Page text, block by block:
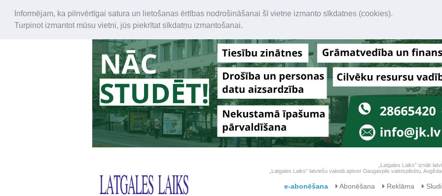
Informējam, ka pilnvērtīgai satura un lietošanas ērtības nodrošināšanai šī vietne izmanto sīkdatnes (cookies).
Turpinot izmantot mūsu vietni, jūs piekrītat sīkdatņu izmantošanai.
„Latgales Laiks” iznāk
„Latgales Laiks” latviešu valodā aptver Daugavpils valstspilsētu,
e-abonēšana Abonēšana Reklāma